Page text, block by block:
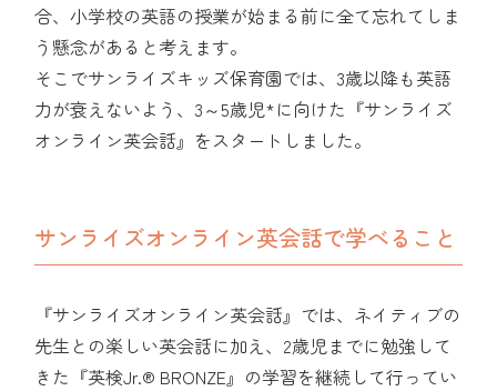
合、小学校の英語の授業が始まる前に全て忘れてしま
う懸念があると考えます。
そこでサンライズキッズ保育園では、3歳以降も英語
力が衰えないよう、3～5歳児*に向けた『サンライズ
オンライン英会話』をスタートしました。
サンライズオンライン英会話で学べること
『サンライズオンライン英会話』では、ネイティブの
先生との楽しい英会話に加え、2歳児までに勉強して
きた『英検Jr.® BRONZE』の学習を継続して行ってい